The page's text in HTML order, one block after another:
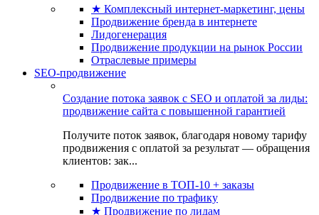
★ Комплексный интернет-маркетинг, цены
Продвижение бренда в интернете
Лидогенерация
Продвижение продукции на рынок России
Отраслевые примеры
SEO-продвижение
Создание потока заявок с SEO и оплатой за лиды:
продвижение сайта с повышенной гарантией
Получите поток заявок, благодаря новому тарифу
продвижения с оплатой за результат — обращения
клиентов: зак...
Продвижение в ТОП-10 + заказы
Продвижение по трафику
★ Продвижение по лидам